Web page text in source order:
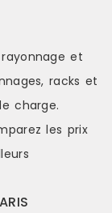
et
racks et
charge.
les prix